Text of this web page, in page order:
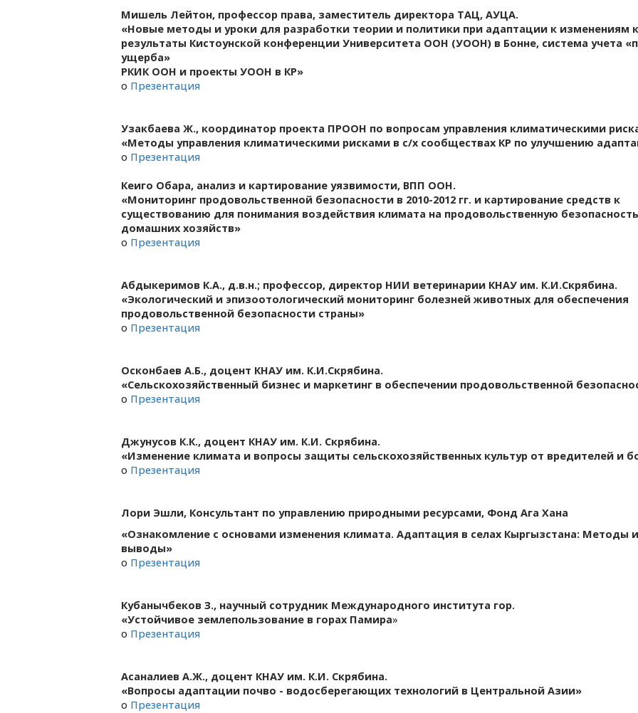
Мишель Лейтон, профессор права, заместитель директора ТАЦ, АУЦА.
«Новые методы и уроки для разработки теории и политики при адаптации к изменениям
результаты Кистоунской конференции Университета ООН (УООН) в Бонне, система учета
ущерба»
РКИК ООН и проекты УООН в КР»
o Презентация
Узакбаева Ж., координатор проекта ПРООН по вопросам управления климатическими
«Методы управления климатическими рисками в с/х сообществах КР по улучшению
o Презентация
Кеиго Обара, анализ и картирование уязвимости, ВПП ООН.
«Мониторинг продовольственной безопасности в 2010-2012 гг. и картирование средств к
существованию для понимания воздействия климата на продовольственную безопасность
домашних хозяйств»
o Презентация
Aбдыкеримов К.А., д.в.н.; профессор, директор НИИ ветеринарии КНАУ им. К.И.Скрябина.
«Экологический и эпизоотологический мониторинг болезней животных для обеспечения
продовольственной безопасности страны»
o Презентация
Осконбаев А.Б., доцент КНАУ им. К.И.Скрябина.
«Сельскохозяйственный бизнес и маркетинг в обеспечении продовольственной
o Презентация
Джунусов К.К., доцент КНАУ им. К.И. Скрябина.
«Изменение климата и вопросы защиты сельскохозяйственных культур от вредителей и
o Презентация
Лори Эшли, Консультант по управлению природными ресурсами, Фонд Ага Хана
«Ознакомление с основами изменения климата. Адаптация в селах Кыргызстана: Методы и
выводы»
o Презентация
Кубанычбеков З., научный сотрудник Международного института гор.
«Устойчивое землепользование в горах Памира»
o Презентация
Асаналиев А.Ж., доцент КНАУ им. К.И. Скрябина.
«Вопросы адаптации почво - водосберегающих технологий в Центральной Азии»
o Презентация